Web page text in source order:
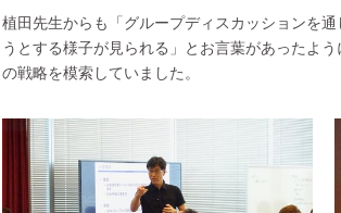
植田先生からも「グループディスカッションを
うとする様子が見られる」とお言葉があったよ
の戦略を模索していました。